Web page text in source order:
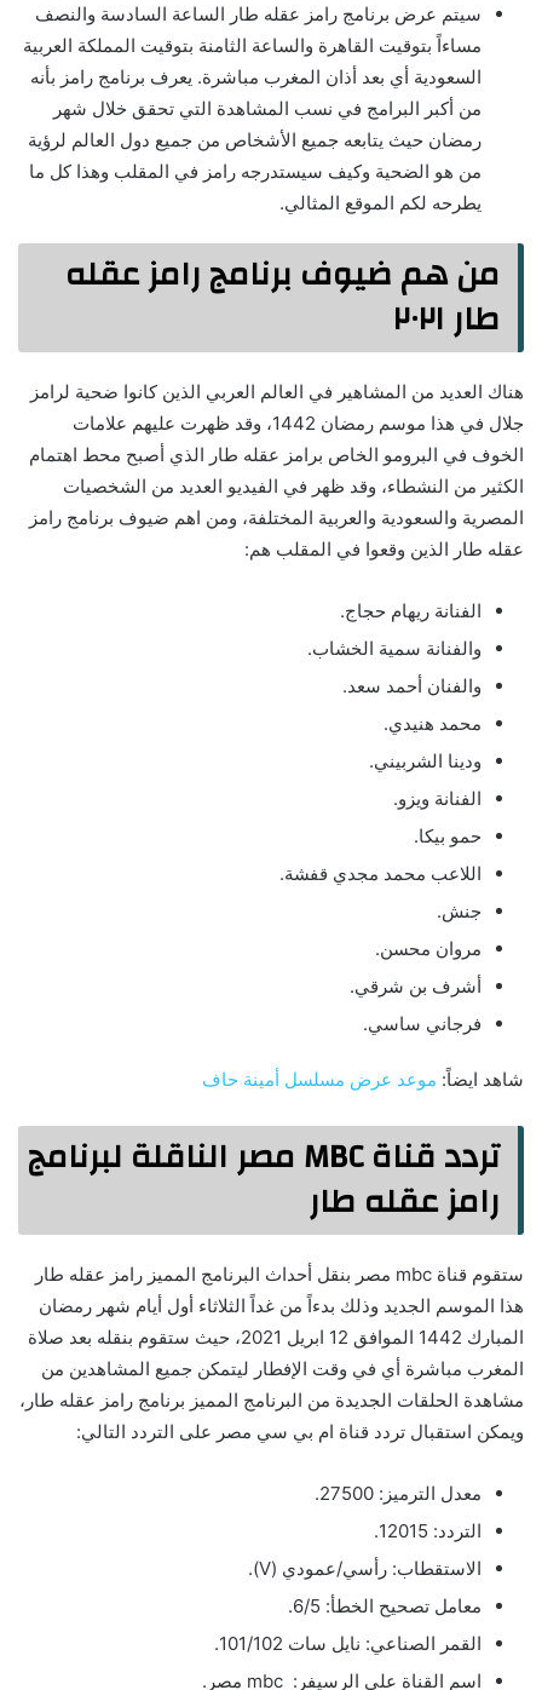
سيتم عرض برنامج رامز عقله طار الساعة السادسة والنصف
مساءاً بتوقيت القاهرة والساعة الثامنة بتوقيت المملكة العربية
السعودية أي بعد أذان المغرب مباشرة. يعرف برنامج رامز بأنه
من أكبر البرامج في نسب المشاهدة التي تحقق خلال شهر
رمضان حيث يتابعه جميع الأشخاص من جميع دول العالم لرؤية
من هو الضحية وكيف سيستدرجه رامز في المقلب وهذا كل ما
يطرحه لكم الموقع المثالي.
من هم ضيوف برنامج رامز عقله
طار ٢٠٢١
هناك العديد من المشاهير في العالم العربي الذين كانوا ضحية لرامز
جلال في هذا موسم رمضان 1442، وقد ظهرت عليهم علامات
الخوف في البرومو الخاص برامز عقله طار الذي أصبح محط اهتمام
الكثير من النشطاء، وقد ظهر في الفيديو العديد من الشخصيات
المصرية والسعودية والعربية المختلفة، ومن اهم ضيوف برنامج رامز
عقله طار الذين وقعوا في المقلب هم:
الفنانة ريهام حجاج.
والفنانة سمية الخشاب.
والفنان أحمد سعد.
محمد هنيدي.
ودينا الشربيني.
الفنانة ويزو.
حمو بيكا.
اللاعب محمد مجدي قفشة.
جنش.
مروان محسن.
أشرف بن شرقي.
فرجاني ساسي.
شاهد ايضاً: موعد عرض مسلسل أمينة حاف
تردد قناة MBC مصر الناقلة لبرنامج
رامز عقله طار
ستقوم قناة mbc مصر بنقل أحداث البرنامج المميز رامز عقله طار
هذا الموسم الجديد وذلك بدءاً من غداً الثلاثاء أول أيام شهر رمضان
المبارك 1442 الموافق 12 ابريل 2021، حيث ستقوم بنقله بعد صلاة
المغرب مباشرة أي في وقت الإفطار ليتمكن جميع المشاهدين من
مشاهدة الحلقات الجديدة من البرنامج المميز برنامج رامز عقله طار،
ويمكن استقبال تردد قناة ام بي سي مصر على التردد التالي:
معدل الترميز: 27500.
التردد: 12015.
الاستقطاب: رأسي/عمودي (V).
معامل تصحيح الخطأ: 6/5.
القمر الصناعي: نايل سات 101/102.
اسم القناة على الرسيفر: mbc مصر.